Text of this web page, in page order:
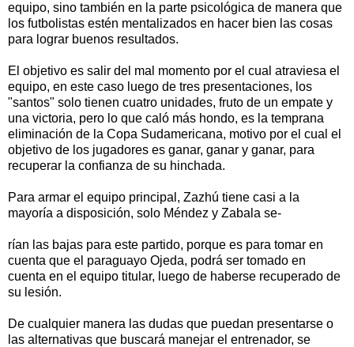
equipo, sino también en la parte psicológica de manera que
los futbolistas estén mentalizados en hacer bien las cosas
para lograr buenos resultados.
El objetivo es salir del mal momento por el cual atraviesa el
equipo, en este caso luego de tres presentaciones, los
"santos" solo tienen cuatro unidades, fruto de un empate y
una victoria, pero lo que caló más hondo, es la temprana
eliminación de la Copa Sudamericana, motivo por el cual el
objetivo de los jugadores es ganar, ganar y ganar, para
recuperar la confianza de su hinchada.
Para armar el equipo principal, Zazhú tiene casi a la
mayoría a disposición, solo Méndez y Zabala se-
rían las bajas para este partido, porque es para tomar en
cuenta que el paraguayo Ojeda, podrá ser tomado en
cuenta en el equipo titular, luego de haberse recuperado de
su lesión.
De cualquier manera las dudas que puedan presentarse o
las alternativas que buscará manejar el entrenador, se